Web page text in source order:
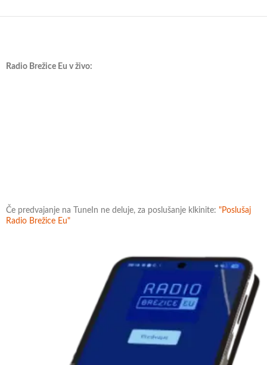
Radio Brežice Eu v živo:
Če predvajanje na TuneIn ne deluje, za poslušanje klkinite: "Poslušaj
Radio Brežice Eu"